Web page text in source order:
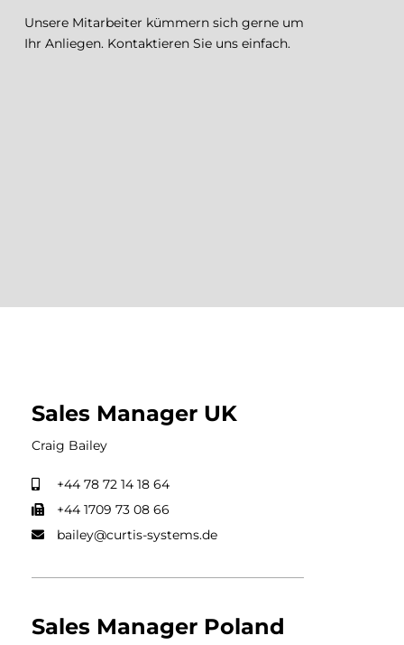
Unsere Mitarbeiter kümmern sich gerne um
Ihr Anliegen. Kontaktieren Sie uns einfach.
Sales Manager UK
Craig Bailey
+44 78 72 14 18 64
+44 1709 73 08 66
bailey@curtis-systems.de
Sales Manager Poland